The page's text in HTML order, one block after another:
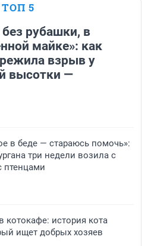
ТОП 5
рубашки, в
майке»: как
взрыв у
высотки —
в беде — стараюсь помочь»:
три недели возила с
птенцами
котокафе: история кота
ищет добрых хозяев